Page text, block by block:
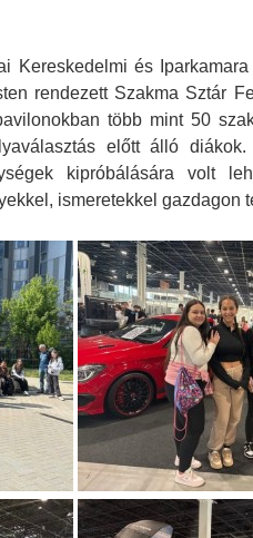
Kereskedelmi és
rendezett Szakma Sztár
több mint 50
előtt álló diákok.
kipróbálására volt
ismeretekkel gazdagon